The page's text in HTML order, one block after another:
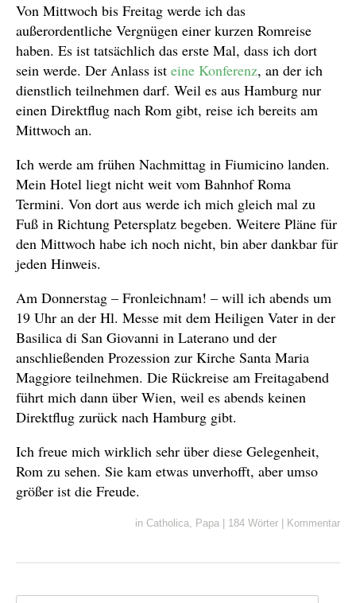
Von Mittwoch bis Freitag werde ich das
außerordentliche Vergnügen einer kurzen Romreise
haben. Es ist tatsächlich das erste Mal, dass ich dort
sein werde. Der Anlass ist eine Konferenz, an der ich
dienstlich teilnehmen darf. Weil es aus Hamburg nur
einen Direktflug nach Rom gibt, reise ich bereits am
Mittwoch an.
Ich werde am frühen Nachmittag in Fiumicino landen.
Mein Hotel liegt nicht weit vom Bahnhof Roma
Termini. Von dort aus werde ich mich gleich mal zu
Fuß in Richtung Petersplatz begeben. Weitere Pläne für
den Mittwoch habe ich noch nicht, bin aber dankbar für
jeden Hinweis.
Am Donnerstag – Fronleichnam! – will ich abends um
19 Uhr an der Hl. Messe mit dem Heiligen Vater in der
Basilica di San Giovanni in Laterano und der
anschließenden Prozession zur Kirche Santa Maria
Maggiore teilnehmen. Die Rückreise am Freitagabend
führt mich dann über Wien, weil es abends keinen
Direktflug zurück nach Hamburg gibt.
Ich freue mich wirklich sehr über diese Gelegenheit,
Rom zu sehen. Sie kam etwas unverhofft, aber umso
größer ist die Freude.
in Catholica, Papa 184 Wörter Kommentar